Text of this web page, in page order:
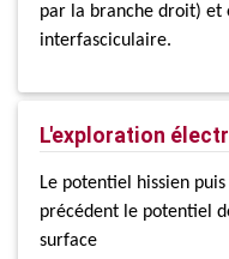
par la branche droit) et
interfasciculaire.
L'exploration
Le potentiel hissien
précédent le potentiel
surface